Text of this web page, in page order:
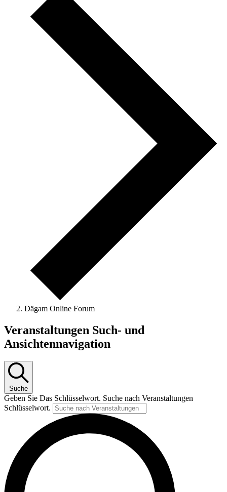
Dägam Online Forum
Veranstaltungen Such- und
Ansichtennavigation
Suche
Geben Sie Das Schlüsselwort. Suche nach Veranstaltungen
Schlüsselwort.